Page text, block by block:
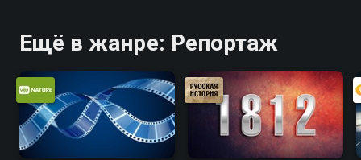
Ещё в жанре: Репортаж